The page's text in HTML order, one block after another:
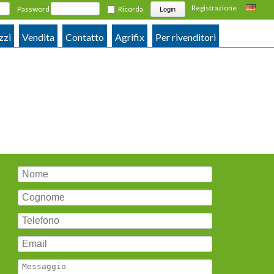
Deutsch
Registrazione
Password Ricorda
Vendita Contatto Agrifix Per rivenditori